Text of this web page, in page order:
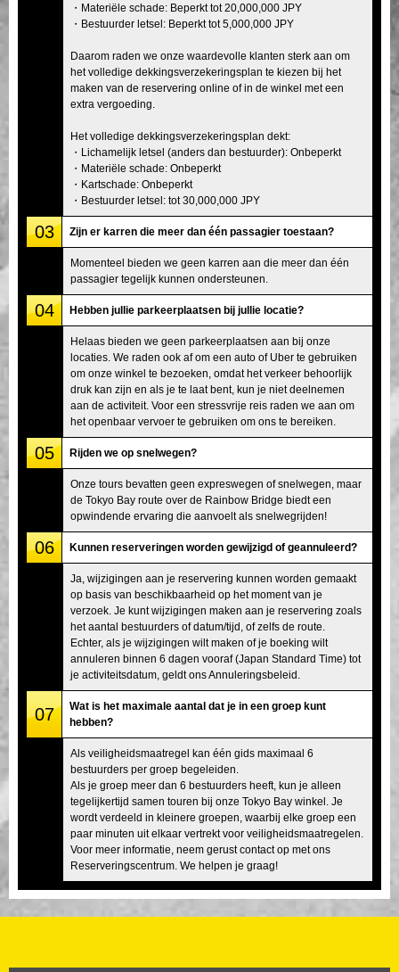
・Materiële schade: Beperkt tot 20,000,000 JPY
・Bestuurder letsel: Beperkt tot 5,000,000 JPY
Daarom raden we onze waardevolle klanten sterk aan om
het volledige dekkingsverzekeringsplan te kiezen bij het
maken van de reservering online of in de winkel met een
extra vergoeding.
Het volledige dekkingsverzekeringsplan dekt:
・Lichamelijk letsel (anders dan bestuurder): Onbeperkt
・Materiële schade: Onbeperkt
・Kartschade: Onbeperkt
・Bestuurder letsel: tot 30,000,000 JPY
03 Zijn er karren die meer dan één passagier toestaan?
Momenteel bieden we geen karren aan die meer dan één
passagier tegelijk kunnen ondersteunen.
04 Hebben jullie parkeerplaatsen bij jullie locatie?
Helaas bieden we geen parkeerplaatsen aan bij onze
locaties. We raden ook af om een auto of Uber te gebruiken
om onze winkel te bezoeken, omdat het verkeer behoorlijk
druk kan zijn en als je te laat bent, kun je niet deelnemen
aan de activiteit. Voor een stressvrije reis raden we aan om
het openbaar vervoer te gebruiken om ons te bereiken.
05 Rijden we op snelwegen?
Onze tours bevatten geen expreswegen of snelwegen, maar
de Tokyo Bay route over de Rainbow Bridge biedt een
opwindende ervaring die aanvoelt als snelwegrijden!
06 Kunnen reserveringen worden gewijzigd of geannuleerd?
Ja, wijzigingen aan je reservering kunnen worden gemaakt
op basis van beschikbaarheid op het moment van je
verzoek. Je kunt wijzigingen maken aan je reservering zoals
het aantal bestuurders of datum/tijd, of zelfs de route.
Echter, als je wijzigingen wilt maken of je boeking wilt
annuleren binnen 6 dagen vooraf (Japan Standard Time) tot
je activiteitsdatum, geldt ons Annuleringsbeleid.
07
Wat is het maximale aantal dat je in een groep kunt
hebben?
Als veiligheidsmaatregel kan één gids maximaal 6
bestuurders per groep begeleiden.
Als je groep meer dan 6 bestuurders heeft, kun je alleen
tegelijkertijd samen touren bij onze Tokyo Bay winkel. Je
wordt verdeeld in kleinere groepen, waarbij elke groep een
paar minuten uit elkaar vertrekt voor veiligheidsmaatregelen.
Voor meer informatie, neem gerust contact op met ons
Reserveringscentrum. We helpen je graag!